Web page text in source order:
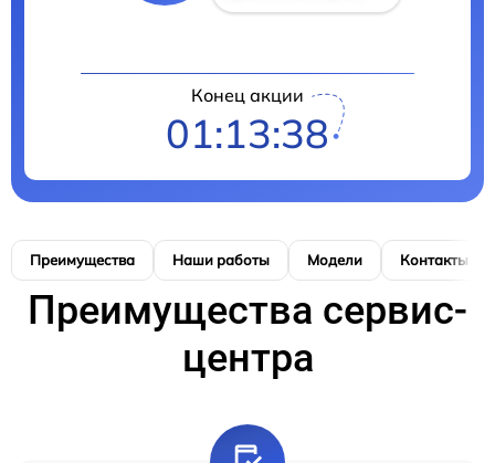
Конец акции
01:13:37
Преимущества Наши работы Модели Контакты
Преимущества сервис-
центра